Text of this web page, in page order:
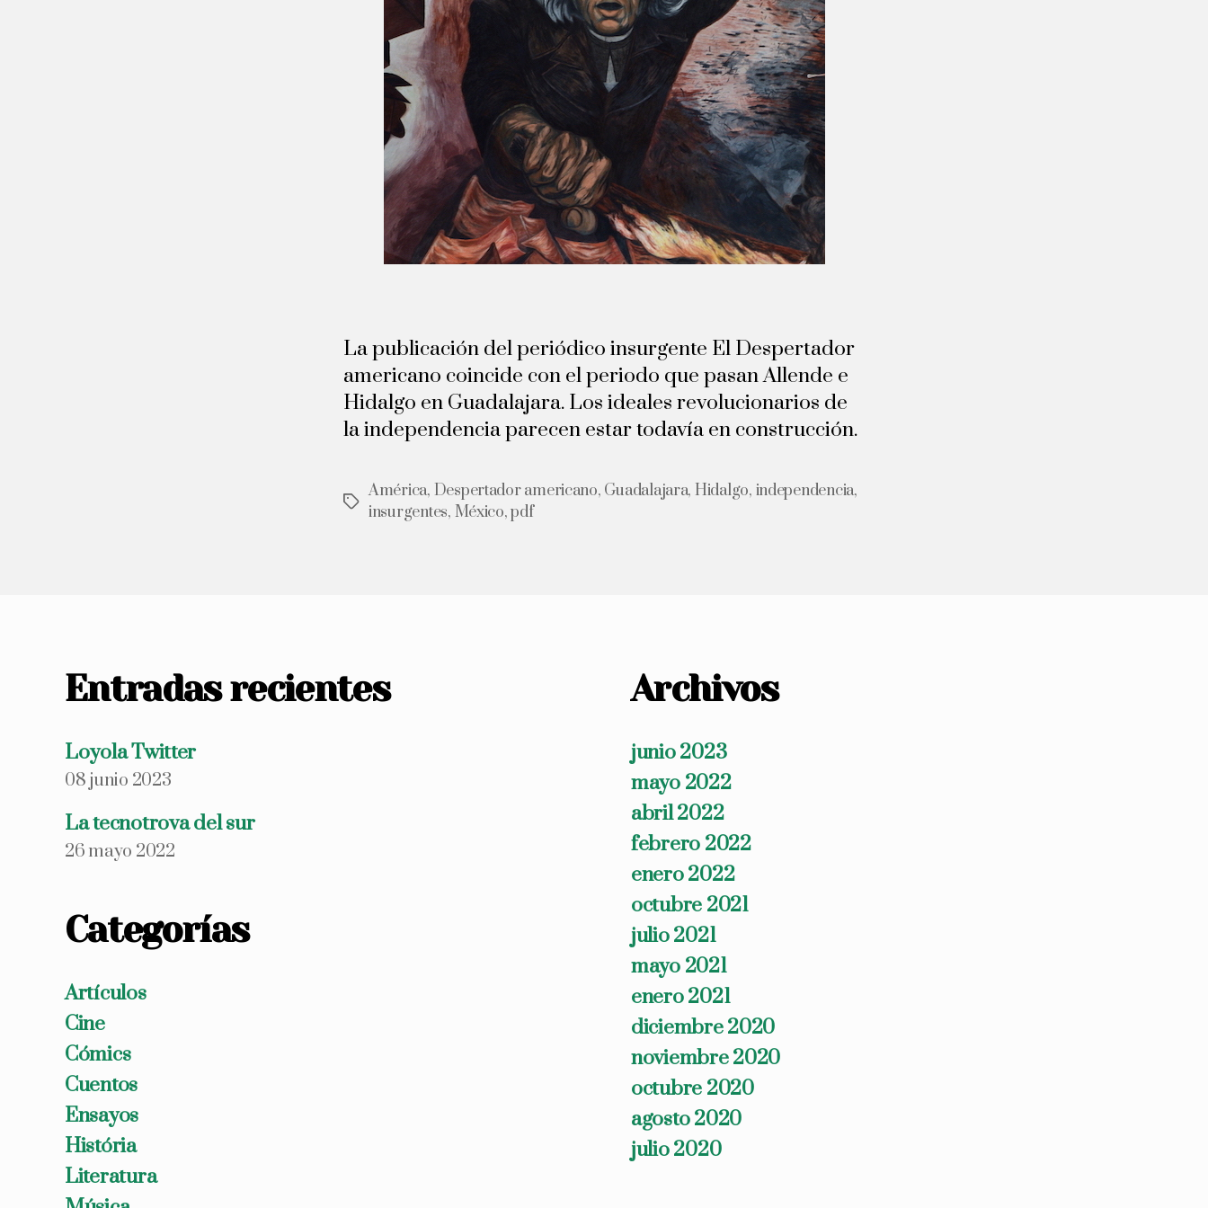
La publicación del periódico insurgente El Despertador
americano coincide con el periodo que pasan Allende e
Hidalgo en Guadalajara. Los ideales revolucionarios de
la independencia parecen estar todavía en construcción.
Etiquetas
América, Despertador americano, Guadalajara, Hidalgo, independencia,
insurgentes, México,pdf
Entradas recientes
Loyola Twitter
08 junio 2023
La tecnotrova del sur
26 mayo 2022
Categorías
Artículos
Cine
Cómics
Cuentos
Ensayos
História
Literatura
Archivos
junio 2023
mayo 2022
abril 2022
febrero 2022
enero 2022
octubre 2021
julio 2021
mayo 2021
enero 2021
diciembre 2020
noviembre 2020
octubre 2020
agosto 2020
julio 2020